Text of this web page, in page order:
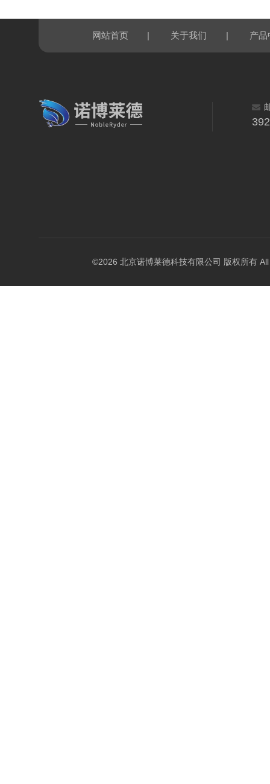
网站首页 | 关于我们 | 产品
©2026 北京诺博莱德科技有限公司 版权所有